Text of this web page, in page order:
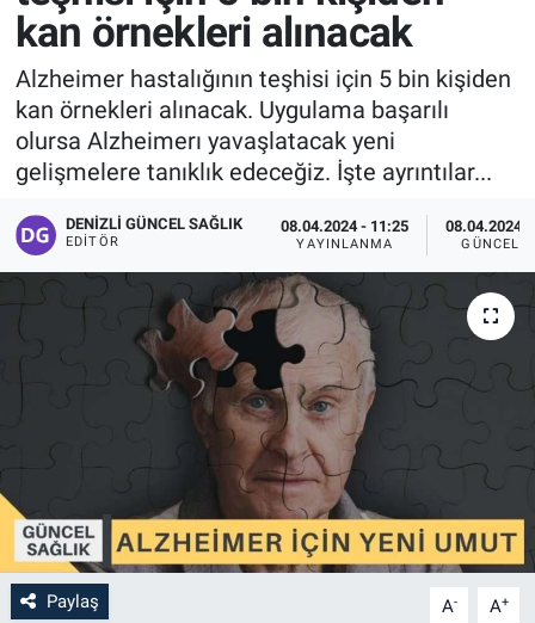
kan örnekleri alınacak
Alzheimer hastalığının teşhisi için 5 bin kişiden
kan örnekleri alınacak. Uygulama başarılı
olursa Alzheimerı yavaşlatacak yeni
gelişmelere tanıklık edeceğiz. İşte ayrıntılar...
DENIZLI GÜNCEL SAĞLIK
EDITÖR
08.04.2024 - 11:25
YAYINLANMA
08.04.2024 -
Paylaş A- A+